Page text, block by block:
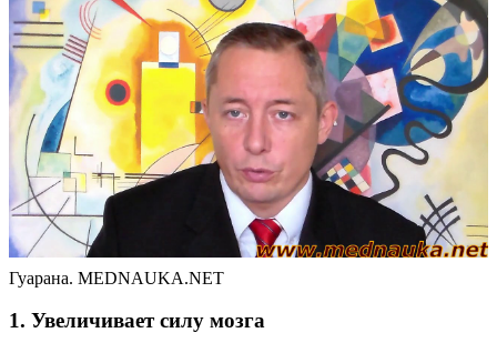
Гуарана. MEDNAUKA.NET
1. Увеличивает силу мозга